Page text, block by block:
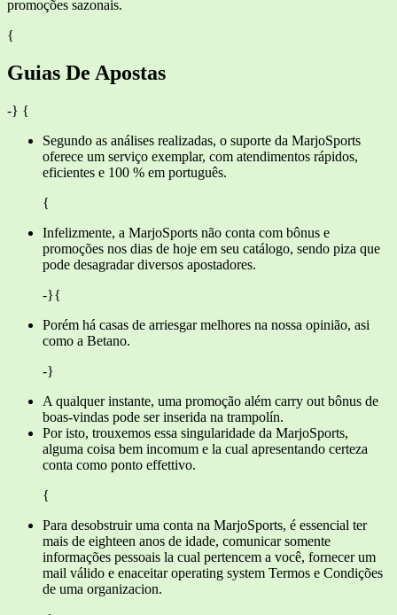
promoções sazonais.
{
Guias De Apostas
-} {
Segundo as análises realizadas, o suporte da MarjoSports
oferece um serviço exemplar, com atendimentos rápidos,
eficientes e 100 % em português.
{
Infelizmente, a MarjoSports não conta com bônus e
promoções nos dias de hoje em seu catálogo, sendo piza que
pode desagradar diversos apostadores.
-}{
Porém há casas de arriesgar melhores na nossa opinião, asi
como a Betano.
-}
A qualquer instante, uma promoção além carry out bônus de
boas-vindas pode ser inserida na trampolín.
Por isto, trouxemos essa singularidade da MarjoSports,
alguma coisa bem incomum e la cual apresentando certeza
conta como ponto effettivo.
{
Para desobstruir uma conta na MarjoSports, é essencial ter
mais de eighteen anos de idade, comunicar somente
informações pessoais la cual pertencem a você, fornecer um
mail válido e enaceitar operating system Termos e Condições
de uma organizacion.